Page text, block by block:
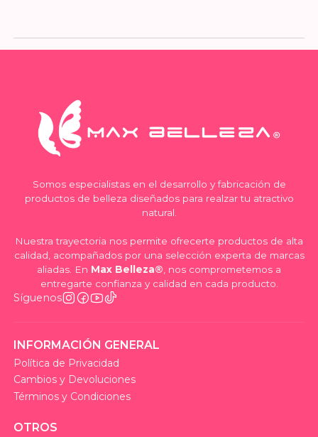
Somos especialistas en el desarrollo y fabricación de
productos de belleza diseñados para realzar tu atractivo
natural.
Nuestra trayectoria nos permite ofrecerte productos de alta
calidad, acompañados por una selección experta de marcas
aliadas. En Max Belleza® , nos comprometemos a
entregarte confianza y calidad en cada producto.
Síguenos
INFORMACIÓN GENERAL
Política de Privacidad
Cambios y Devoluciones
Términos y Condiciones
OTROS